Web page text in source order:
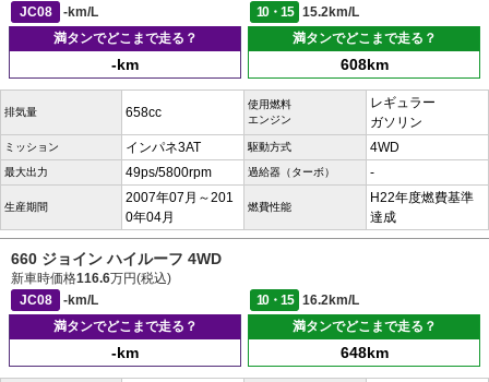
JC08
-km/L 10・15
15.2km/L
満タンでどこまで走る？
-km
満タンでどこまで走る？
608km
排気量 658cc
使用燃料
エンジン
レギュラー
ガソリン
ミッション インパネ3AT 駆動方式 4WD
最大出力 49ps/5800rpm 過給器（ターボ） -
生産期間
2007年07月～201
0年04月
燃費性能
H22年度燃費基準
達成
660 ジョイン ハイルーフ 4WD
新車時価格116.6万円(税込)
JC08
-km/L 10・15
16.2km/L
満タンでどこまで走る？
-km
満タンでどこまで走る？
648km